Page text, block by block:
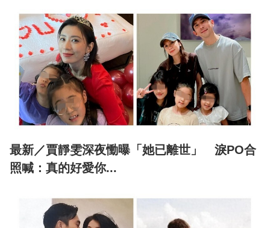
最新／賈靜雯深夜慟曝「她已離世」 淚PO合
照喊：真的好愛你...